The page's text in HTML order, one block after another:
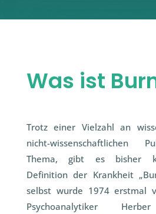
Was ist
Trotz einer Vielzahl an
nicht-wissenschaftlichen
Thema, gibt es bisher
Definition der Krankheit
selbst wurde 1974 erstmal
Psychoanalytiker